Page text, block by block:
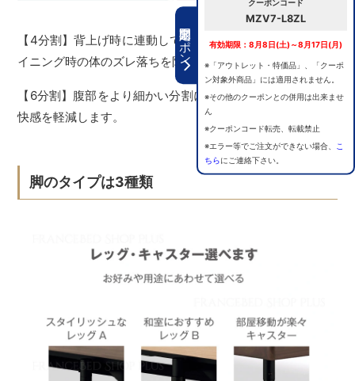
期間限定クーポン
MZV7-L8ZL
有効期限：8月8日(土)～8月17日(月)
※「アウトレット・特価品」、「クーポ
ン対象外商品」には適用されません。
※その他のクーポンとの併用は出来ませ
ん
※クーポンコード転売、転載禁止
※エラー等でご注文ができない場合、
こ
ちらにご連絡下さい。
【4分割】背上げ時に連動して脚上げを行うことで、リクラ
イニング時の体のズレ落ちを防止します。
【6分割】腹部をより細かい分割にすることで圧迫による不
快感を軽減します。
脚のタイプは3種類